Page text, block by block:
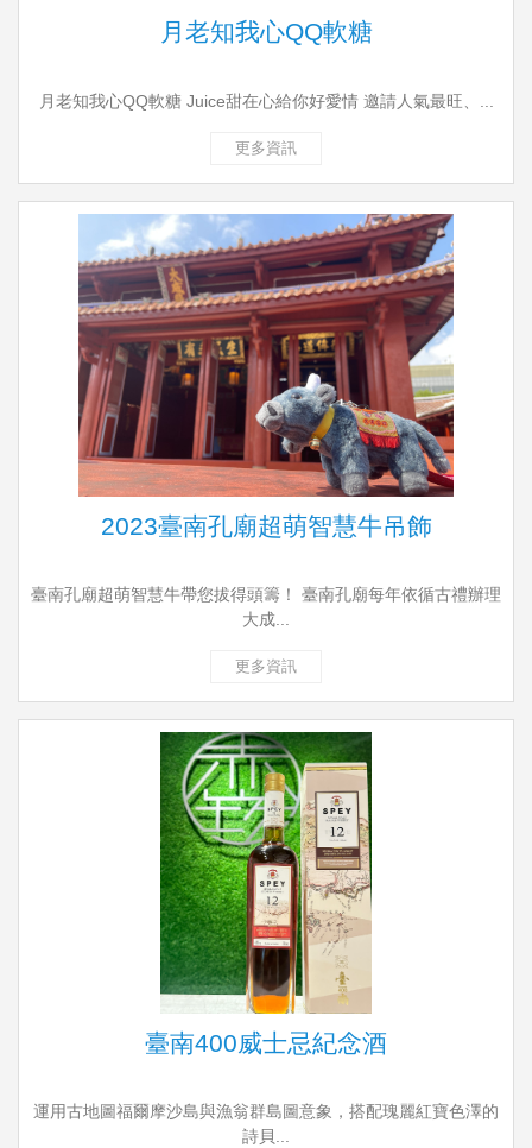
月老知我心QQ軟糖
月老知我心QQ軟糖 Juice甜在心給你好愛情 邀請人氣最旺、...
更多資訊
2023臺南孔廟超萌智慧牛吊飾
臺南孔廟超萌智慧牛帶您拔得頭籌！ 臺南孔廟每年依循古禮辦理
大成...
更多資訊
臺南400威士忌紀念酒
運用古地圖福爾摩沙島與漁翁群島圖意象，搭配瑰麗紅寶色澤的
詩貝...